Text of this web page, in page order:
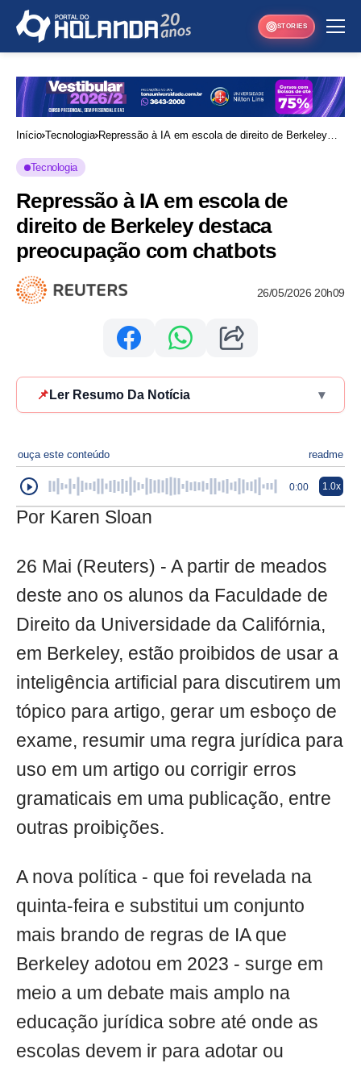
STORIES
Início Tecnologia Repressão à IA em escola de direito de Berkeley
Tecnologia
Repressão à IA em escola de
direito de Berkeley destaca
preocupação com chatbots
26/05/2026 20h09
📌 Ler Resumo Da Notícia ▾
ouça este conteúdo readme
0:00 1.0x
Por Karen Sloan
26 Mai (Reuters) - A partir de meados
deste ano os alunos da Faculdade de
Direito da Universidade da Califórnia,
em Berkeley, estão proibidos de usar a
inteligência artificial para discutirem um
tópico para artigo, gerar um esboço de
exame, resumir uma regra jurídica para
uso em um artigo ou corrigir erros
gramaticais em uma publicação, entre
outras proibições.
A nova política - que foi revelada na
quinta-feira e substitui um conjunto
mais brando de regras de IA que
Berkeley adotou em 2023 - surge em
meio a um debate mais amplo na
educação jurídica sobre até onde as
escolas devem ir para adotar ou